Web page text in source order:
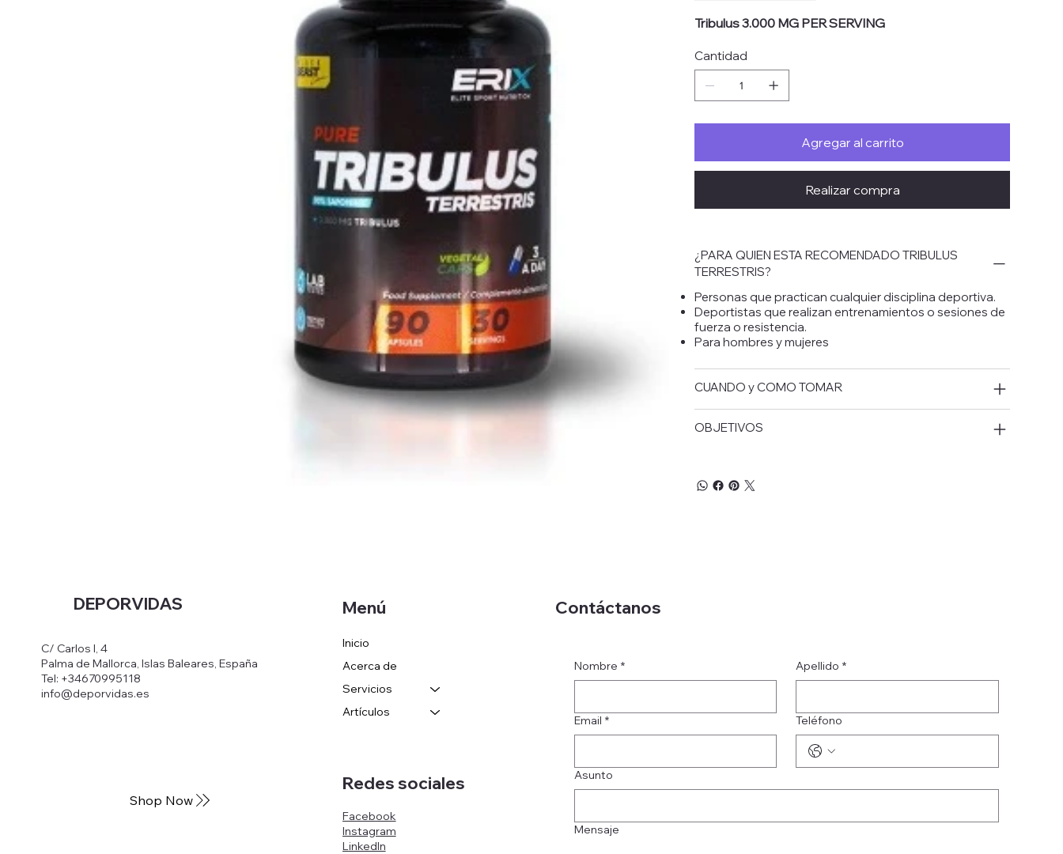
Tribulus 3.000 MG PER SERVING
Cantidad
Agregar al carrito
Realizar compra
¿PARA QUIEN ESTA RECOMENDADO TRIBULUS
TERRESTRIS?
Personas que practican cualquier disciplina deportiva.
Deportistas que realizan entrenamientos o sesiones de
fuerza o resistencia.
Para hombres y mujeres
CUANDO y COMO TOMAR
OBJETIVOS
DEPORVIDAS
C/ Carlos I, 4
Palma de Mallorca, Islas Baleares, España
Tel: +34670995118
info@deporvidas.es
Shop Now
Menú
Inicio
Acerca de
Servicios
Artículos
Redes sociales
Facebook
Instagram
LinkedIn
Contáctanos
Nombre * Apellido *
Email * Teléfono
Asunto
Mensaje